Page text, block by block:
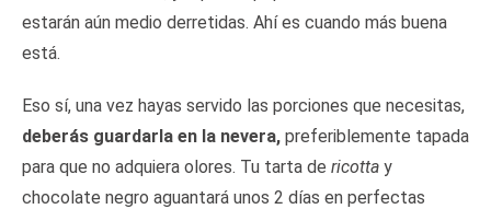
estarán aún medio derretidas. Ahí es cuando más buena
está.
Eso sí, una vez hayas servido las porciones que necesitas,
deberás guardarla en la nevera, preferiblemente tapada
para que no adquiera olores. Tu tarta de ricotta y
chocolate negro aguantará unos 2 días en perfectas